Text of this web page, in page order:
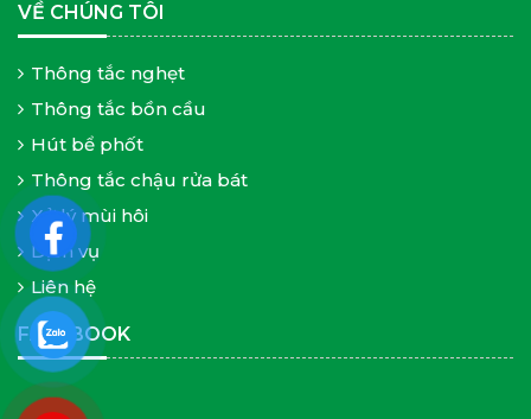
VỀ CHÚNG TÔI
Thông tắc nghẹt
Thông tắc bồn cầu
Hút bể phốt
Thông tắc chậu rửa bát
Xử lý mùi hôi
Dịch vụ
Liên hệ
FACEBOOK